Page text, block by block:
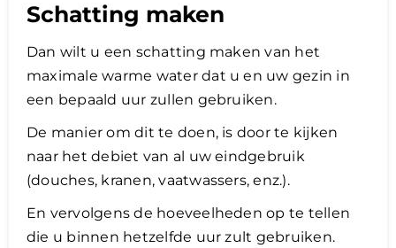
Schatting maken
Dan wilt u een schatting maken van het
maximale warme water dat u en uw gezin in
een bepaald uur zullen gebruiken.
De manier om dit te doen, is door te kijken
naar het debiet van al uw eindgebruik
(douches, kranen, vaatwassers, enz.).
En vervolgens de hoeveelheden op te tellen
die u binnen hetzelfde uur zult gebruiken.